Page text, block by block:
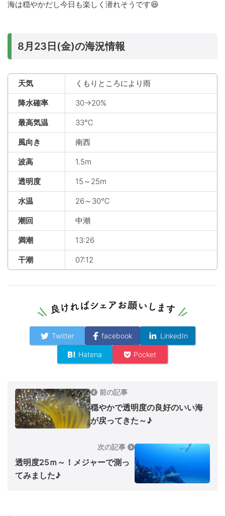
海は穏やかだし今日も楽しく潜れそうです😆
8月23日(金)の海況情報
天気 くもりところにより雨
降水確率 30→20%
最高気温 33℃
風向き 南西
波高 1.5m
透明度 15～25m
水温 26～30℃
潮回 中潮
満潮 13:26
干潮 07:12
Twitter facebook LinkedIn
Hatena Pocket
前の記事
穏やかで透明度の良好のいい海
が戻ってきた～♪
次の記事
透明度25ｍ～！メジャーで測っ
てみました♪